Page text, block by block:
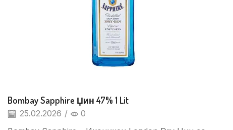
Bombay Sapphire Џин 47% 1 Lit
25.02.2026 / 0